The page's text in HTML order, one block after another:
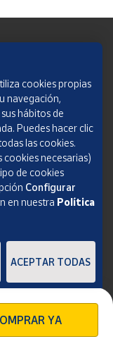
YA
Todos los derechos
cookies propias
navegación,
hábitos de
Puedes hacer clic
las cookies.
cookies necesarias)
de cookies
Configurar
en nuestra Política
ACEPTAR TODAS